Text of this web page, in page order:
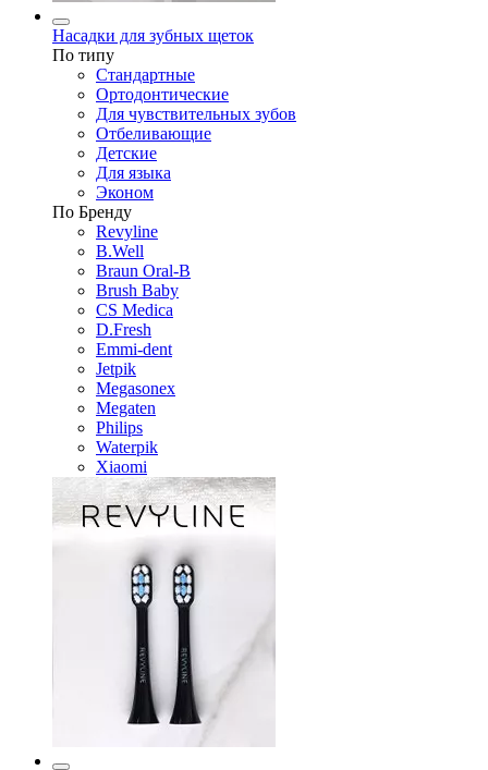
Насадки для зубных щеток
По типу
Стандартные
Ортодонтические
Для чувствительных зубов
Отбеливающие
Детские
Для языка
Эконом
По Бренду
Revyline
B.Well
Braun Oral-B
Brush Baby
CS Medica
D.Fresh
Emmi-dent
Jetpik
Megasonex
Megaten
Philips
Waterpik
Xiaomi